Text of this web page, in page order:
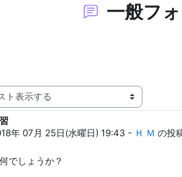
一般フ
年 07月 25日(水曜日) 19:43 - Ｈ Ｍ の投
数: 0
でしょうか？